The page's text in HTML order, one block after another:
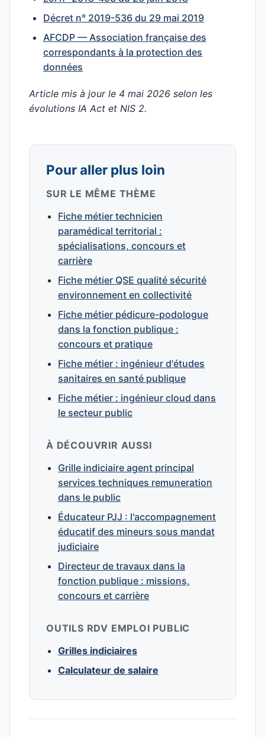
Décret n° 2019-536 du 29 mai 2019
AFCDP — Association française des
correspondants à la protection des
données
Article mis à jour le 4 mai 2026 selon les
évolutions IA Act et NIS 2.
Pour aller plus loin
SUR LE MÊME THÈME
Fiche métier technicien
paramédical territorial :
spécialisations, concours et
carrière
Fiche métier QSE qualité sécurité
environnement en collectivité
Fiche métier pédicure-podologue
dans la fonction publique :
concours et pratique
Fiche métier : ingénieur d'études
sanitaires en santé publique
Fiche métier : ingénieur cloud dans
le secteur public
À DÉCOUVRIR AUSSI
Grille indiciaire agent principal
services techniques remuneration
dans le public
Éducateur PJJ : l'accompagnement
éducatif des mineurs sous mandat
judiciaire
Directeur de travaux dans la
fonction publique : missions,
concours et carrière
OUTILS RDV EMPLOI PUBLIC
Grilles indiciaires
Calculateur de salaire